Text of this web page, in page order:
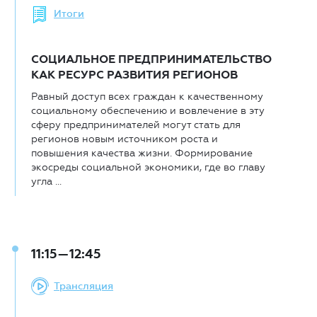
Итоги
СОЦИАЛЬНОЕ ПРЕДПРИНИМАТЕЛЬСТВО
КАК РЕСУРС РАЗВИТИЯ РЕГИОНОВ
Равный доступ всех граждан к качественному
социальному обеспечению и вовлечение в эту
сферу предпринимателей могут стать для
регионов новым источником роста и
повышения качества жизни. Формирование
экосреды социальной экономики, где во главу
угла ...
11:15—12:45
Трансляция